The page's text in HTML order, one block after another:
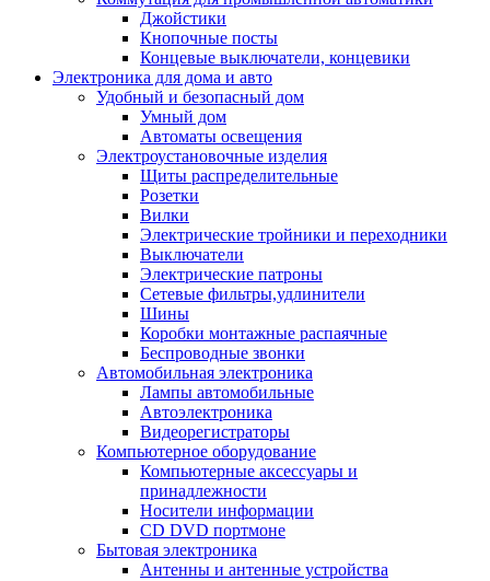
Джойстики
Кнопочные посты
Концевые выключатели, концевики
Электроника для дома и авто
Удобный и безопасный дом
Умный дом
Автоматы освещения
Электроустановочные изделия
Щиты распределительные
Розетки
Вилки
Электрические тройники и переходники
Выключатели
Электрические патроны
Сетевые фильтры,удлинители
Шины
Коробки монтажные распаячные
Беспроводные звонки
Автомобильная электроника
Лампы автомобильные
Автоэлектроника
Видеорегистраторы
Компьютерное оборудование
Компьютерные аксессуары и
принадлежности
Носители информации
CD DVD портмоне
Бытовая электроника
Антенны и антенные устройства